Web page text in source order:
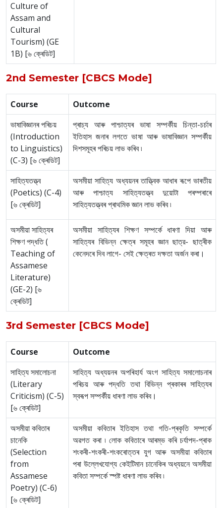
Culture of
Assam and
Cultural
Tourism) (GE
1B) [৬ ক্ৰেডিট]
2nd Semester [CBCS Mode]
Course
Outcome
ভাষাবিজ্ঞানৰ পৰিচয়
(Introduction
to Linguistics)
(C-3) [৬ ক্ৰেডিট]
প্ৰাচ্য আৰু পাশ্চাত্যৰ ভাষা সম্পৰ্কীয় চিন্তা-চৰ্চাৰ
ইতিহাস জনাৰ লগতে ভাষা আৰু ভাষাবিজ্ঞান সম্পৰ্কীয়
দিশসমূহৰ পৰিচয় লাভ কৰিব ৷
সাহিত্যতত্ত্ব
(Poetics) (C-4)
[৬ ক্ৰেডিট]
অসমীয়া সাহিত্য অধ্যয়নৰ তাত্ত্বিক আধাৰ ৰূপে ভাৰতীয়
আৰু পাশ্চাত্য সাহিত্যতত্ত্ব দুয়োটা পৰম্পৰাৰে
সাহিত্যতত্ত্বৰ প্ৰাথমিক জ্ঞান লাভ কৰিব ৷
অসমীয়া সাহিত্যৰ
শিক্ষণ পদ্ধতি (
Teaching of
Assamese
Literature)
(GE-2) [৬
ক্ৰেডিট]
অসমীয়া সাহিত্যৰ শিক্ষণ সম্পৰ্কে ধাৰণা দিয়া আৰু
সাহিত্যৰ বিভিন্ন ক্ষেত্ৰ সমূহৰ জ্ঞান ছাত্র- ছাত্ৰীক
কেনেদৰে দিব লাগে- সেই ক্ষেত্ৰত দক্ষতা অৰ্জন কৰা।
3rd Semester [CBCS Mode]
Course
Outcome
সাহিত্য সমালোচনা
(Literary
Criticism) (C-5)
[৬ ক্ৰেডিট]
সাহিত্য অধ্যয়নৰ অপৰিহাৰ্য অংগ সাহিত্য সমালোচনাৰ
পৰিচয় আৰু পদ্ধতি তথা বিভিন্ন প্ৰকাৰৰ সাহিত্যৰ
স্বৰূপ সম্পৰ্কীয় ধাৰণা লাভ কৰিব।
অসমীয়া কবিতাৰ
চানেকি
(Selection
from
Assamese
Poetry) (C-6)
[৬ ক্ৰেডিট]
অসমীয়া কবিতাৰ ইতিহাস তথা গতি-প্ৰকৃতি সম্পৰ্কে
অৱগত কৰা ৷ লোক কবিতাৰে আৰম্ভ কৰি চৰ্যাপদ-প্ৰাক
শংকৰী-শংকৰী-শংকৰোত্তৰ যুগ আৰু অসমীয়া কবিতাৰ
পৰা উল্লেখযোগ্য কেইটিমান চানেকিৰ অধ্যয়নে অসমীয়া
কবিতা সম্পৰ্কে স্পষ্ট ধাৰণা লাভ কৰিব ৷